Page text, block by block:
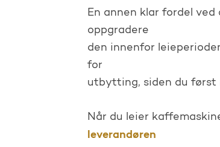
En annen klar fordel
oppgradere
den innenfor
for
utbytting, siden du først
Når du leier
leverandøren